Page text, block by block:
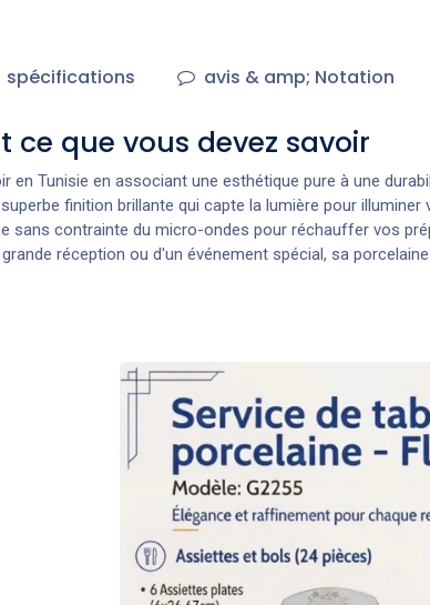
spécifications avis & amp; Notation
ce que vous devez savoir
en Tunisie en associant une esthétique pure à une
finition brillante qui capte la lumière pour
sans contrainte du micro-ondes pour réchauffer vos
réception ou d'un événement spécial, sa